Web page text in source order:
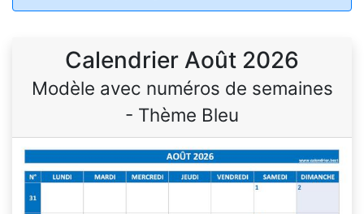
Calendrier Août 2026
Modèle avec numéros de semaines
- Thème Bleu